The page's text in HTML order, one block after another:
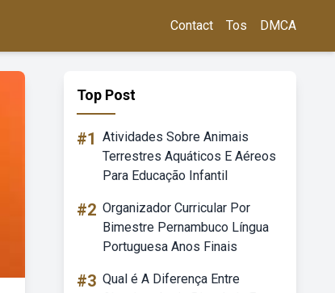
Contact Tos DMCA
Top Post
#1 Atividades Sobre Animais
Terrestres Aquáticos E Aéreos
Para Educação Infantil
#2 Organizador Curricular Por
Bimestre Pernambuco Língua
Portuguesa Anos Finais
#3 Qual é A Diferença Entre